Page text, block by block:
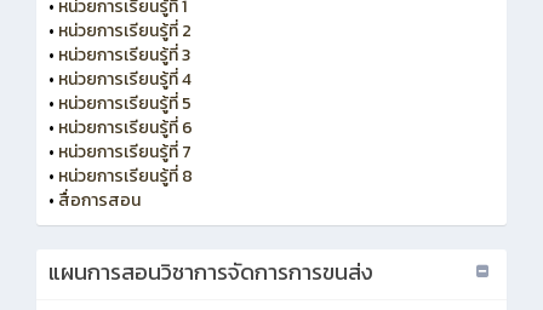
• หน่วยการเรียนรู้ที่ 1
• หน่วยการเรียนรู้ที่ 2
• หน่วยการเรียนรู้ที่ 3
• หน่วยการเรียนรู้ที่ 4
• หน่วยการเรียนรู้ที่ 5
• หน่วยการเรียนรู้ที่ 6
• หน่วยการเรียนรู้ที่ 7
• หน่วยการเรียนรู้ที่ 8
• สื่อการสอน
แผนการสอนวิชาการจัดการการขนส่ง